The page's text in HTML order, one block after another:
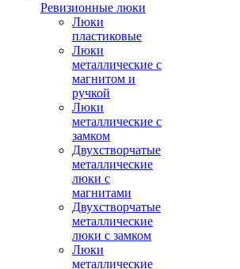
Ревизионные люки
Люки
пластиковые
Люки
металлические с
магнитом и
ручкой
Люки
металлические с
замком
Двухстворчатые
металлические
люки с
магнитами
Двухстворчатые
металлические
люки с замком
Люки
металлические